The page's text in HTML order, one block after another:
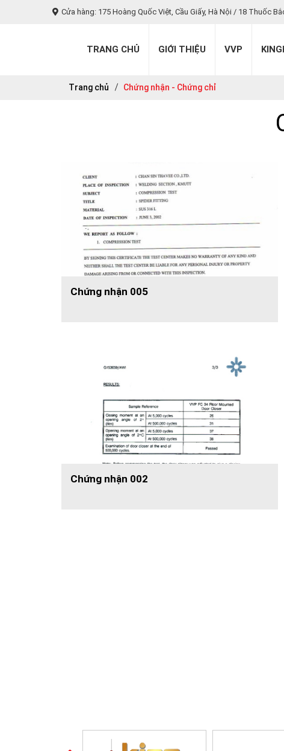
Cửa hàng: 175 Hoàng Quốc Việt, Cầu Giấy, Hà Nội / 18 Thuốc
TRANG CHỦ GIỚI THIỆU VVP
Trang chủ Chứng nhận - Chứng chỉ
Chứng nhận 005
Chứng nhận 002